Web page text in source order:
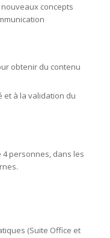
concepts
obtenir du contenu
et à la validation du
4 personnes, dans les
(Suite Office et